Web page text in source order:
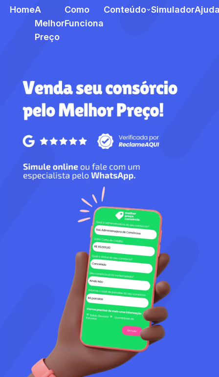
HomeA
Melhor
Preço
Como
Funciona
Conteúdo Simulador